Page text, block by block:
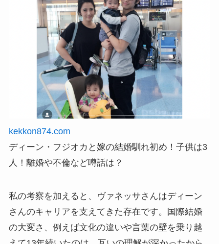
kekkon874.com
ディーン・フジオカと嫁の結婚馴れ初め！子供は3
人！離婚や不倫など噂話は？
私の考察を加えると、ヴァネッサさんはディーン
さんのキャリアを支えてきた存在です。国際結婚
の大変さ、例えば文化の違いや言葉の壁を乗り越